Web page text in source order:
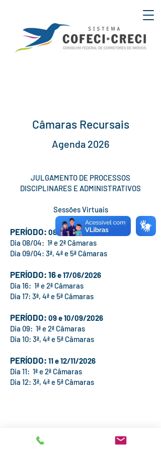
Câmaras Recursais
Agenda 2026
JULGAMENTO DE PROCESSOS
DISCIPLINARES E ADMINISTRATIVOS
Sessões Virtuais
PERÍODO: 08 e 09/04/2026
Dia 08/04: 1ª e 2ª Câmaras
Dia 09/04: 3ª, 4ª e 5ª Câmaras
PERÍODO: 16e 17/06/2026
Dia 16: 1ª e 2ª Câmaras
Dia 17: 3ª, 4ª e 5ª Câmaras
PERÍODO: 09 e 10/09/2026
Dia 09: 1ª e 2ª Câmaras
Dia 10: 3ª, 4ª e 5ª Câmaras
PERÍODO: 11 e 12/11/2026
Dia 11: 1ª e 2ª Câmaras
Dia 12: 3ª, 4ª e 5ª Câmaras